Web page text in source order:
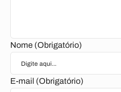
Nome (Obrigatório)
E-mail (Obrigatório)